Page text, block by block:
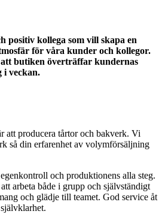
positiv kollega som vill skapa en
för våra kunder och kollegor.
butiken överträffar kundernas
i veckan.
att producera tårtor och bakverk. Vi
så din erfarenhet av volymförsäljning
och produktionens alla steg.
arbeta både i grupp och självständigt
och glädje till teamet. God service åt